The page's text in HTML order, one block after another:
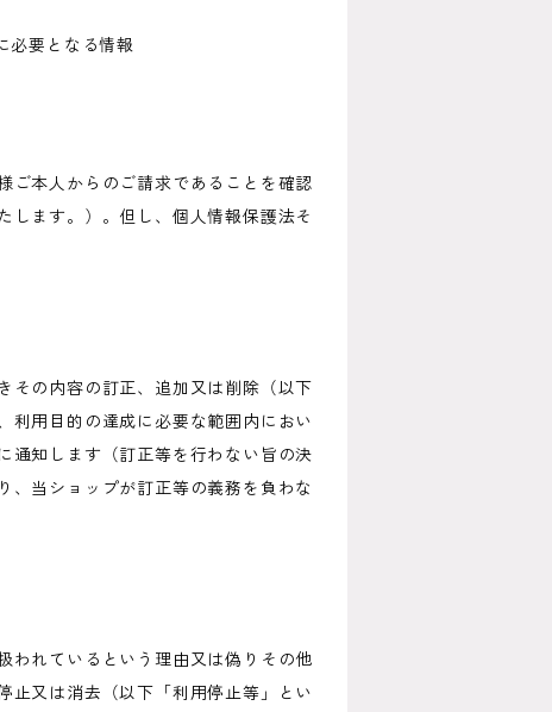
必要となる情報
ご本人からのご請求であることを確認
します。）。但し、個人情報保護法そ
その内容の訂正、追加又は削除（以下
利用目的の達成に必要な範囲内におい
通知します（訂正等を行わない旨の決
、当ショップが訂正等の義務を負わな
われているという理由又は偽りその他
止又は消去（以下「利用停止等」とい